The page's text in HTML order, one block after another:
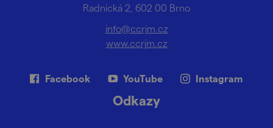
Radnická 2, 602 00 Brno
info@ccrjm.cz
www.ccrjm.cz
Facebook YouTube Instagram
Odkazy